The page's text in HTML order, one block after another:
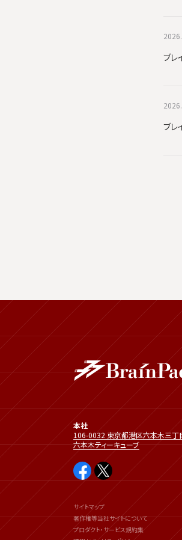
ブレ
ブレ
本社
106-0032 東京都港区六本木三丁
六本木ティーキューブ
サイトマップ
著作権等当社サイトについて
プロダクト・サービス規約集